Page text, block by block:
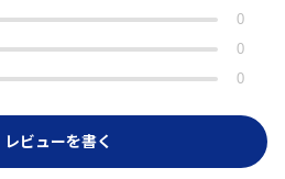
0
0
0
レビューを書く